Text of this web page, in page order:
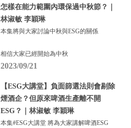
怎樣在能力範圍內環保過中秋節？｜
林淑敏 李穎琳
本集將與大家討論中秋與ESG的關係
相信大家已經開始為中秋
2023/09/21
【ESG大講堂】負面篩選法則會剔除
煙酒企？但原來啤酒生產離不開
ESG？｜林淑敏 李穎琳
本集#ESG大講堂 將為大家講解啤酒ESG